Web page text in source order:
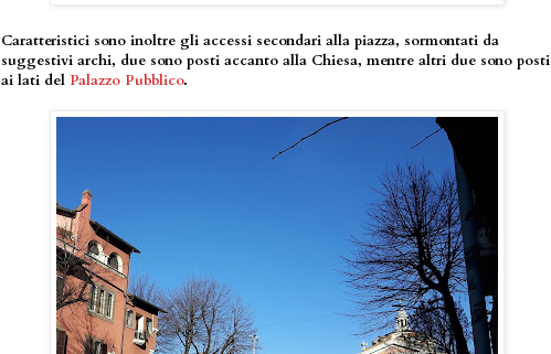
Caratteristici sono inoltre gli accessi secondari alla piazza, sormontati da
suggestivi archi, due sono posti accanto alla Chiesa, mentre altri due sono posti
ai lati del Palazzo Pubblico.